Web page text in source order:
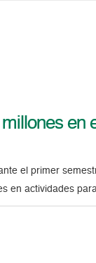
en
el primer
en actividades